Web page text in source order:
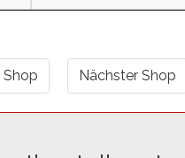
Shop Nächster Shop